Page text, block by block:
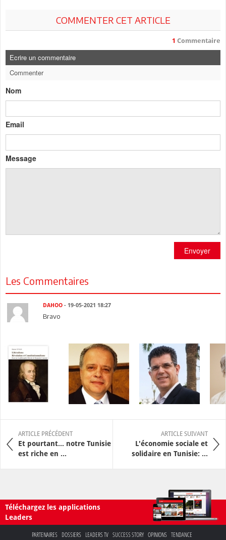
COMMENTER CET ARTICLE
1 Commentaire
Ecrire un commentaire
Commenter
Nom
Email
Message
Envoyer
Les Commentaires
DAHOO- 19-05-2021 18:27
Bravo
ARTICLE PRÉCÉDENT
Et pourtant… notre Tunisie
est riche en ...
ARTICLE SUIVANT
L'économie sociale et
solidaire en Tunisie: ...
Téléchargez les applications
Leaders
PARTENAIRES DOSSIERS LEADERS TV SUCCESS STORY OPINIONS TENDANCE